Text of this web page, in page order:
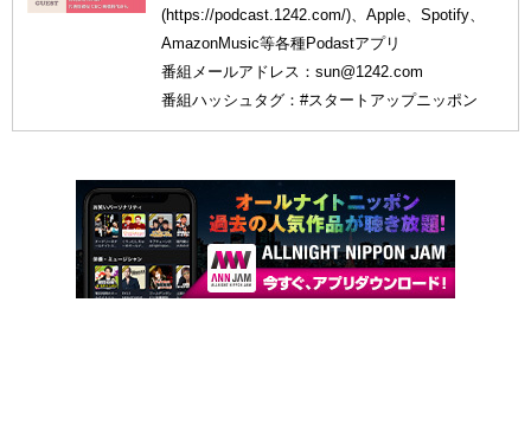
(https://podcast.1242.com/)、Apple、Spotify、
AmazonMusic等各種Podastアプリ
番組メールアドレス：sun@1242.com
番組ハッシュタグ：#スタートアップニッポン